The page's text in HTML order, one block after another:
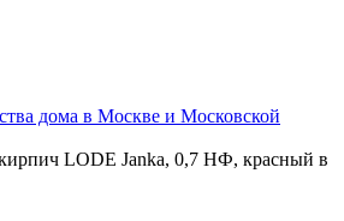
дома в Москве и Московской
LODE Janka, 0,7 НФ, красный в